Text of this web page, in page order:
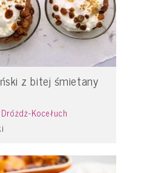
z bitej śmietany
Kocełuch